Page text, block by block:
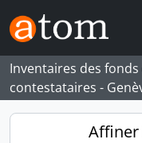
Skip to main content
Inventaires des
contestataires -
Affiner